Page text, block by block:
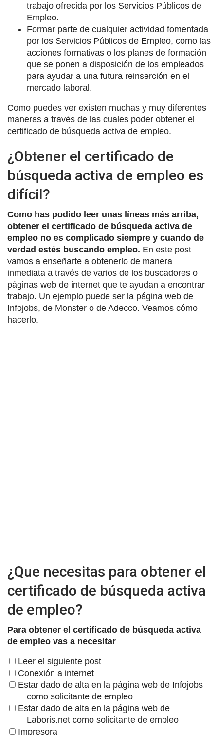
trabajo ofrecida por los Servicios Públicos de
Empleo.
Formar parte de cualquier actividad fomentada
por los Servicios Públicos de Empleo, como las
acciones formativas o los planes de formación
que se ponen a disposición de los empleados
para ayudar a una futura reinserción en el
mercado laboral.
Como puedes ver existen muchas y muy diferentes
maneras a través de las cuales poder obtener el
certificado de búsqueda activa de empleo.
¿Obtener el certificado de
búsqueda activa de empleo es
difícil?
Como has podido leer unas líneas más arriba,
obtener el certificado de búsqueda activa de
empleo no es complicado siempre y cuando de
verdad estés buscando empleo. En este post
vamos a enseñarte a obtenerlo de manera
inmediata a través de varios de los buscadores o
páginas web de internet que te ayudan a encontrar
trabajo. Un ejemplo puede ser la página web de
Infojobs, de Monster o de Adecco. Veamos cómo
hacerlo.
¿Que necesitas para obtener el
certificado de búsqueda activa
de empleo?
Para obtener el certificado de búsqueda activa
de empleo vas a necesitar
Leer el siguiente post
Conexión a internet
Estar dado de alta en la página web de Infojobs
como solicitante de empleo
Estar dado de alta en la página web de
Laboris.net como solicitante de empleo
Impresora